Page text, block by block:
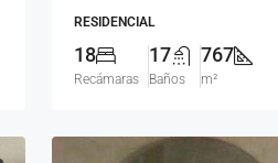
RESIDENCIAL
18
Recámaras
17
Baños
767
m²